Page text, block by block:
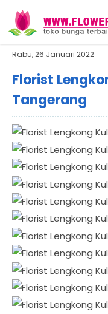
Rabu, 26 Januari 2022
Florist
Tangerang